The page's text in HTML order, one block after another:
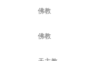
佛教
佛教